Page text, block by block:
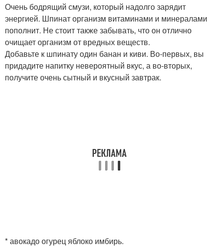
Очень бодрящий смузи, который надолго зарядит
энергией. Шпинат организм витаминами и минералами
пополнит. Не стоит также забывать, что он отлично
очищает организм от вредных веществ.
Добавьте к шпинату один банан и киви. Во-первых, вы
придадите напитку невероятный вкус, а во-вторых,
получите очень сытный и вкусный завтрак.
* авокадо огурец яблоко имбирь.